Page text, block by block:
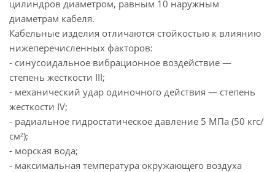
цилиндров диаметром, равным 10 наружным
диаметрам кабеля.
Кабельные изделия отличаются стойкостью к влиянию
нижеперечисленных факторов:
- синусоидальное вибрационное воздействие —
степень жесткости ІІІ;
- механический удар одиночного действия — степень
жесткости ІV;
- радиальное гидростатическое давление 5 МПа (50 кгс/
см²);
- морская вода;
- максимальная температура окружающего воздуха